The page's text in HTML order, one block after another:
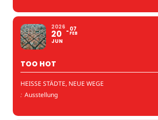
2026
20
JUN
07
FEB
TOO HOT
HEISSE STÄDTE, NEUE WEGE
: Ausstellung